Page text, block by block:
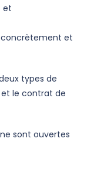
et
concrètement et
types de
le contrat de
sont ouvertes